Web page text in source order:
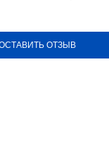
ОТЗЫВ